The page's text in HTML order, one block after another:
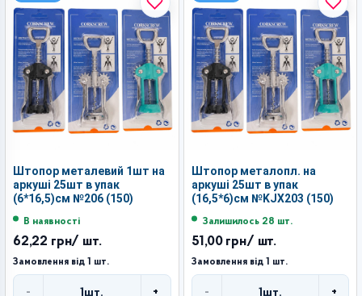
Штопор металевий 1шт на
аркуші 25шт в упак
(6*16,5)см №206 (150)
В наявності
62,22 грн/ шт.
Замовлення від 1 шт.
- 1 шт. +
Штопор металопл. на
аркуші 25шт в упак
(16,5*6)см №KJX203 (150)
Залишилось 28 шт.
51,00 грн/ шт.
Замовлення від 1 шт.
- 1 шт. +